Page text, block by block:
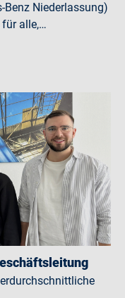
Benz Niederlassung)
alle,…